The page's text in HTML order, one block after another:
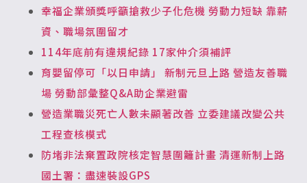
幸福企業頒獎呼籲搶救少子化危機 勞動力短缺 靠薪
資、職場氛圍留才
114年底前有違規紀錄 17家仲介須補評
育嬰留停可「以日申請」 新制元旦上路 營造友善職
場 勞動部彙整Q&A助企業避雷
營造業職災死亡人數未顯著改善 立委建議改變公共
工程查核模式
防堵非法棄置政院核定智慧圍籬計畫 清運新制上路
國土署：盡速裝設GPS